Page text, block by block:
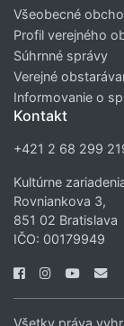
Všeobecné
Profil verejného
Súhrnné správy
Verejné
Informovanie o
Kontakt
+421 2 68 299
Kultúrne
Rovniankova 3,
851 02 Bratislava
IČO: 00179949
Všetky práva